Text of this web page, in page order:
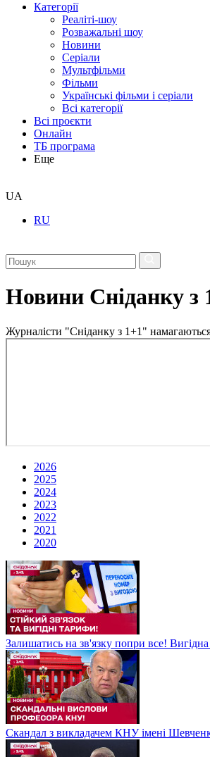
Категорії
Реаліті-шоу
Розважальні шоу
Новини
Серіали
Мультфільми
Фільми
Українські фільми і серіали
Всі категорії
Всі проєкти
Онлайн
ТБ програма
Еще
UA
RU
Новини Сніданку з
Журналісти "Сніданку з 1+1"
2026
2025
2024
2023
2022
2021
2020
Залишатись на зв'язку попри все!
Скандал з викладачем КНУ імені